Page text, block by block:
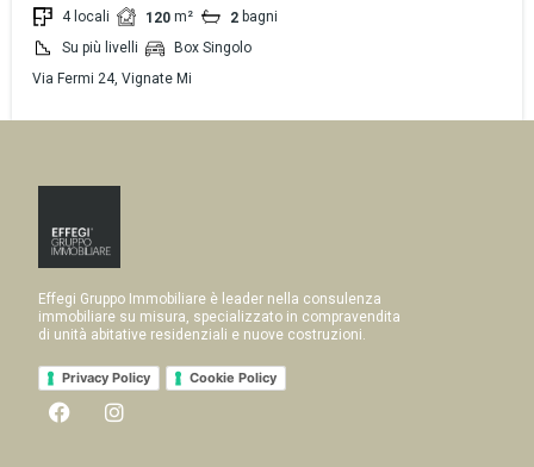
4 locali 120 m² 2 bagni
Su più livelli
Box Singolo
Via Fermi 24, Vignate Mi
Effegi Gruppo Immobiliare è leader nella consulenza
immobiliare su misura, specializzato in compravendita
di unità abitative residenziali e nuove costruzioni.
Privacy Policy Cookie Policy